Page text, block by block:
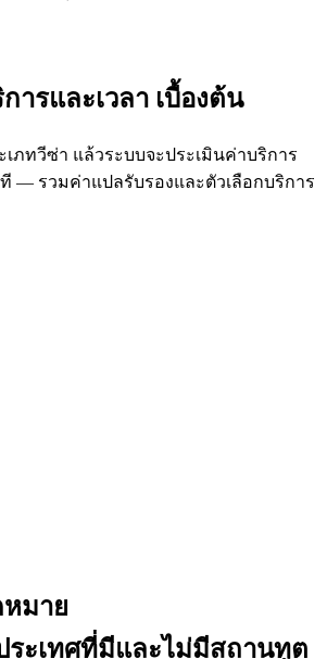
ารและเวลา เบื้องต้น
เภทวีซ่า แล้วระบบจะประเมินค่าบริการ
— รวมค่าแปลรับรองและตัวเลือกบริการ
มาย
ระเทศที่มีและไม่มีสถานทูต